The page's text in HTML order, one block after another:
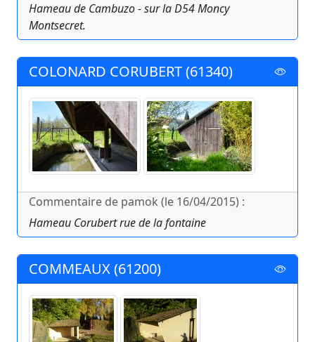
Hameau de Cambuzo - sur la D54 Moncy
Montsecret.
COLONARD CORUBERT (61340)
Commentaire de pamok (le 16/04/2015) :
Hameau Corubert rue de la fontaine
COMMEAUX (61200)